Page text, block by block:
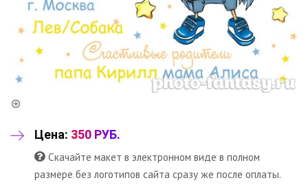
Цена: 350 РУБ.
Скачайте макет в электронном виде в полном
размере без логотипов сайта сразу же после оплаты.